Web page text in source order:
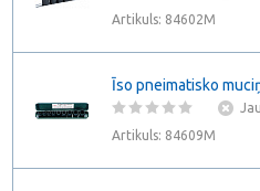
Artikuls: 84602M
Īso pneimatisko
Artikuls: 84609M